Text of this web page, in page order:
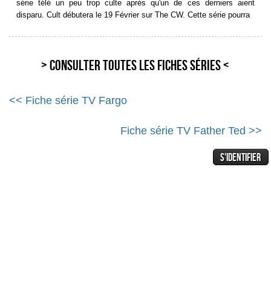
série télé un peu trop culte après qu'un de ces derniers aient
disparu. Cult débutera le 19 Février sur The CW. Cette série pourra
> Consulter toutes les fiches séries <
<< Fiche série TV Fargo
Fiche série TV Father Ted >>